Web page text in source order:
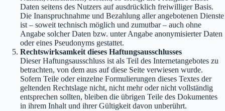
Daten seitens des Nutzers auf ausdrücklich freiwilliger Basis.
Die Inanspruchnahme und Bezahlung aller angebotenen Dienste
ist – soweit technisch möglich und zumutbar – auch ohne
Angabe solcher Daten bzw. unter Angabe anonymisierter Daten
oder eines Pseudonyms gestattet.
Rechtswirksamkeit dieses Haftungsausschlusses
Dieser Haftungsausschluss ist als Teil des Internetangebotes zu
betrachten, von dem aus auf diese Seite verwiesen wurde.
Sofern Teile oder einzelne Formulierungen dieses Textes der
geltenden Rechtslage nicht, nicht mehr oder nicht vollständig
entsprechen sollten, bleiben die übrigen Teile des Dokumentes
in ihrem Inhalt und ihrer Gültigkeit davon unberührt.